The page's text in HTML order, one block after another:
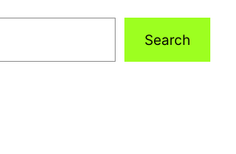
Search